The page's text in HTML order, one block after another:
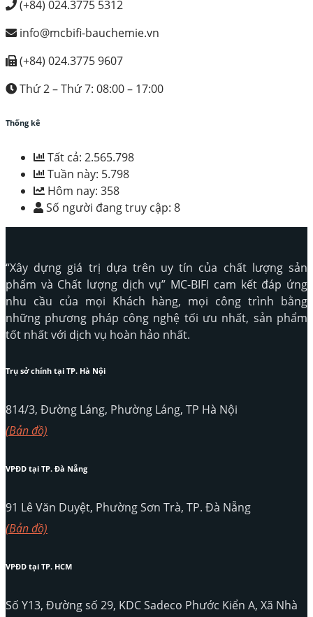
(+84) 024.3775 5312
info@mcbifi-bauchemie.vn
(+84) 024.3775 9607
Thứ 2 – Thứ 7: 08:00 – 17:00
Thống kê
Tất cả: 2.565.798
Tuần này: 5.798
Hôm nay: 358
Số người đang truy cập: 8
“Xây dựng giá trị dựa trên uy tín của chất lượng sản
phẩm và Chất lượng dịch vụ” MC-BIFI cam kết đáp ứng
nhu cầu của mọi Khách hàng, mọi công trình bằng
những phương pháp công nghệ tối ưu nhất, sản phẩm
tốt nhất với dịch vụ hoàn hảo nhất.
Trụ sở chính tại TP. Hà Nội
814/3, Đường Láng, Phường Láng, TP Hà Nội
(Bản đồ)
VPĐD tại TP. Đà Nẵng
91 Lê Văn Duyệt, Phường Sơn Trà, TP. Đà Nẵng
(Bản đồ)
VPĐD tại TP. HCM
Số Y13, Đường số 29, KDC Sadeco Phước Kiển A, Xã Nhà